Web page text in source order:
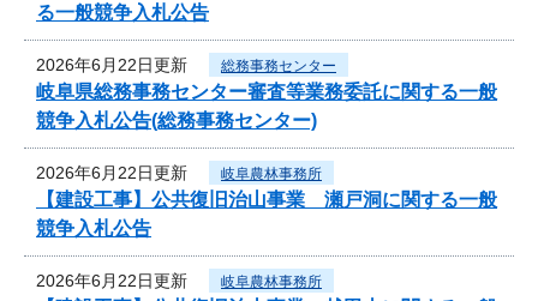
る一般競争入札公告
2026年6月22日更新 総務事務センター
岐阜県総務事務センター審査等業務委託に関する一般
競争入札公告(総務事務センター)
2026年6月22日更新 岐阜農林事務所
【建設工事】公共復旧治山事業 瀬戸洞に関する一般
競争入札公告
2026年6月22日更新 岐阜農林事務所